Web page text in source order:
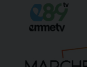
content